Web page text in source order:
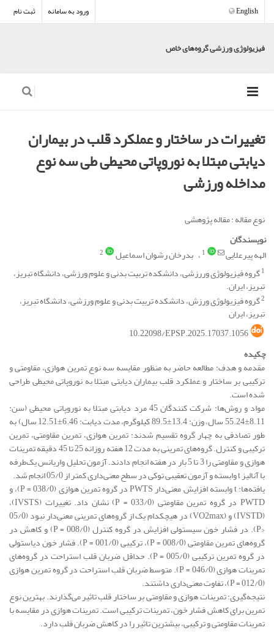
ورود به سامانه ثبت نام English
فیزیولوژی ورزشی گروه‌های خاص
تغییرات در ساختار و عملکرد قلب در بیماران
دیابتی مبتلا به نوروپاتی محیطی طی سه نوع
مداخله ورزشی
نوع مقاله : مقاله پژوهشی
نویسندگان
الهه پیرعلایی
1 بدرخان رشوان اسماعیل
2
1گروه فیزیولوژی وررزشی، دانشکده تربیت بدنی و علوم ورزشی، دانشگاه تبریز،
تبریز، ایران.
2گروه فیزیولوژی ورزش، دانشکده تربیت بدنی و علوم ورزشی، دانشگاه تبریز،
تبریز، ایران
10.22098/EPSP.2025.17037.1056
چکیده
مقدمه و هدف: مطالعه حاضر به منظور مقایسه سه نوع تمرین هوازی، مقاومتی و
ترکیبی بر ساختار و عملکرد قلب بیماران دیابتی مبتلا به نوروپاتی محیطی طراحی
شده است.
مواد و روش‌ها: شرکت کنندگان 45 مرد دیابتی مبتلا به نوروپاتی محیطی (سن:
8.11±55.24 سال، وزن: 13.4±89.5 کیلوگرم، مدت دیابت: 6.46±12.51 سال) به
طور تصادفی به چهار گروه تقسیم شدند: تمرین هوازی، تمرین مقاومتی، تمرین
ترکیبی و کنترل. گروه‌های تمرینی به مدت 12 هفته روزانه 25 تا 45 دقیقه تمرینات
هوازی و مقاومتی را 3 تا 5 بار در هفته انجام دادند. آزمون تحلیل واریانس یک‌طرفه
با آنالیز t وابسته و آزمون تعقیبی توکی در سطح معنی‌داری کمتر از 05/0 انجام شد.
یافته‌ها: t وابسته افزایش معنی‌دار PWTS در گروه تمرین هوازی (038/0 = P)، و
PWTD در گروه تمرین مقاومتی (033/0 = P) نشان داد. تغییرات (IVSTS)،
(IVSTD) و (VO2max) در هیچکدام یک از گروه‌های تمرینی معنی‌دار نبود (05/0
<P). در فشار خون سیستولی افزایش در گروه کنترل (008/0 = P) و کاهش در
گروه‌های تمرین مقاومتی (008/0 = P)، ترکیبی (001/0 = P). فشار خون دیاستولی
در گروه تمرین ترکیبی (005/0 = P). حداقل ضربان قلب استراحت در گروه‌های
تمرینات هوازی (046/0 = P). متوسط ضربان قلب استراحت در گروه تمرین هوازی
(012/0 = P)، تفاوت معنی‌داری داشتند.
نتیجه‌گیری: تمرینات هوازی و مقاومتی بر ساختار قلب تاثیر می‌گذارند. بهترین نوع
تمرین برای کاهش فشار خون، تمرینات ترکیبی است. تمرینات هوازی در مقایسه با
تمرینات مقاومتی و ترکیبی، بیشترین تاثیر را در کاهش ضربان قلب دارد.